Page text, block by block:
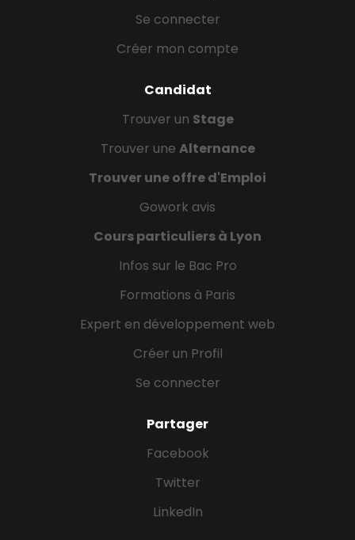
Se connecter
Créer mon compte
Candidat
Trouver un Stage
Trouver une Alternance
Trouver une offre d'Emploi
Gowork avis
Cours particuliers à Lyon
Infos sur le Bac Pro
Formations à Paris
Expert en développement web
Créer un Profil
Se connecter
Partager
Facebook
Twitter
LinkedIn